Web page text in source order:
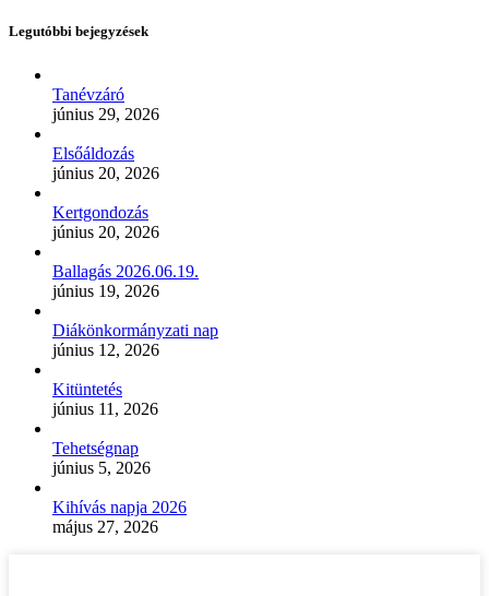
Legutóbbi bejegyzések
Tanévzáró
június 29, 2026
Elsőáldozás
június 20, 2026
Kertgondozás
június 20, 2026
Ballagás 2026.06.19.
június 19, 2026
Diákönkormányzati nap
június 12, 2026
Kitüntetés
június 11, 2026
Tehetségnap
június 5, 2026
Kihívás napja 2026
május 27, 2026